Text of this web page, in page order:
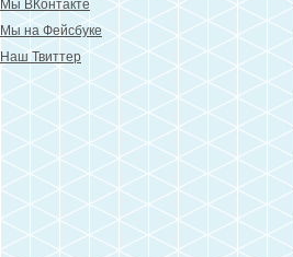
Мы ВКонтакте
Мы на Фейсбуке
Наш Твиттер